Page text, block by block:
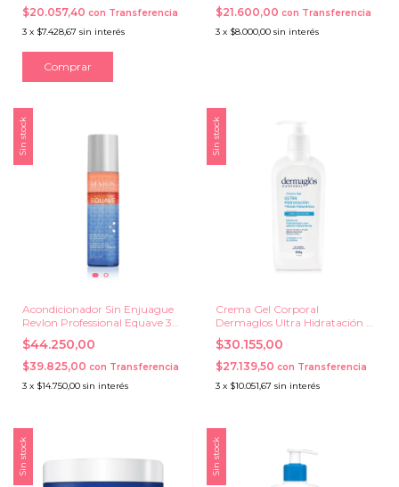
$20.057,40 con Transferencia
3 x $7.428,67 sin interés
$21.600,00 con Transferencia
3 x $8.000,00 sin interés
Sin stock
Acondicionador Sin Enjuague
Revlon Professional Equave 3
Phases Hydro Fusio-Oil Instant
Weightless Noursihment x 200
ml.
$44.250,00
$39.825,00 con Transferencia
3 x $14.750,00 sin interés
Sin stock
Crema Gel Corporal
Dermaglos Ultra Hidratación +
Acido Hialuronico x 300 grs.
$30.155,00
$27.139,50 con Transferencia
3 x $10.051,67 sin interés
Sin stock Sin stock